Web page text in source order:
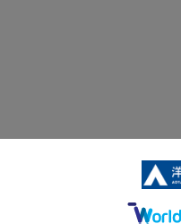
ある場合がございますの
入の目安としてご利用くだ